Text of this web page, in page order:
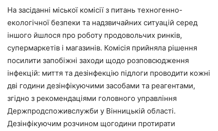
На засіданні міської комісії з питань техногенно-
екологічної безпеки та надзвичайних ситуацій серед
іншого йшлося про роботу продовольчих ринків,
супермаркетів і магазинів. Комісія прийняла рішення
посилити запобіжні заходи щодо розповсюдження
інфекцій: миття та дезінфекцію підлоги проводити кожні
дві години дезінфікуючими засобами та реагентами,
згідно з рекомендаціями головного управління
Держпродспоживслужби у Вінницькій області.
Дезінфікуючим розчином щогодини протирати